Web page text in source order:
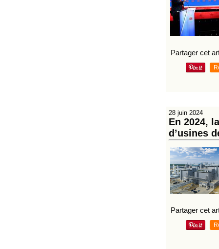
Partager cet
28 juin 2024
En 2024,
d’usines
Partager cet